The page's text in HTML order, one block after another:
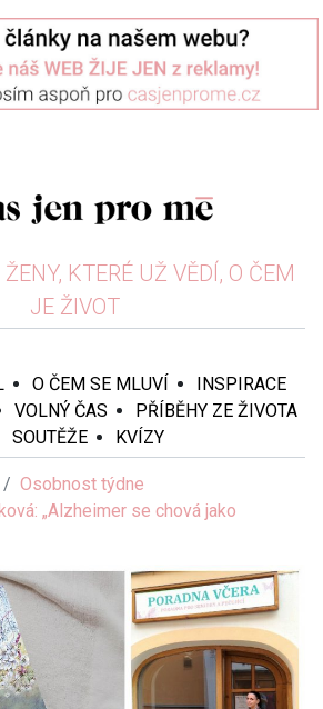
KTERÉ UŽ VĚDÍ, O ČEM
JE ŽIVOT
O ČEM SE MLUVÍ
INSPIRACE
VOLNÝ ČAS
PŘÍBĚHY ZE ŽIVOTA
SOUTĚŽE
KVÍZY
Osobnost týdne
„Alzheimer se chová jako